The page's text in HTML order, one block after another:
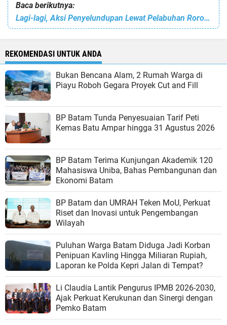
Baca berikutnya:
Lagi-lagi, Aksi Penyelundupan Lewat Pelabuhan Roro Punggur Digagalkan, 7 Mobil Innova Diamankan
REKOMENDASI UNTUK ANDA
Bukan Bencana Alam, 2 Rumah Warga di
Piayu Roboh Gegara Proyek Cut and Fill
BP Batam Tunda Penyesuaian Tarif Peti
Kemas Batu Ampar hingga 31 Agustus 2026
BP Batam Terima Kunjungan Akademik 120
Mahasiswa Uniba, Bahas Pembangunan dan
Ekonomi Batam
BP Batam dan UMRAH Teken MoU, Perkuat
Riset dan Inovasi untuk Pengembangan
Wilayah
Puluhan Warga Batam Diduga Jadi Korban
Penipuan Kavling Hingga Miliaran Rupiah,
Laporan ke Polda Kepri Jalan di Tempat?
Li Claudia Lantik Pengurus IPMB 2026-2030,
Ajak Perkuat Kerukunan dan Sinergi dengan
Pemko Batam